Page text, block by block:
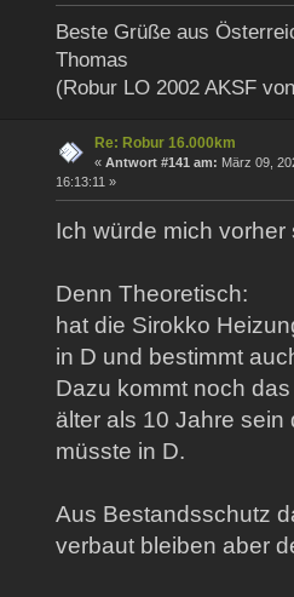
Beste Grüße aus
Thomas
(Robur LO 2002 AKSF
Re: Robur 16.000km
« Antwort #141 am: März 09,
16:13:11 »
Ich würde mich
Denn Theoretisch:
hat die Sirokko
in D und bestimmt
Dazu kommt noch
älter als 10 Jahre
müsste in D.
Aus Bestandsschutz
verbaut bleiben aber